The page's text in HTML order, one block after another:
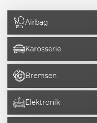
Airbag
Karosserie
Bremsen
Elektronik